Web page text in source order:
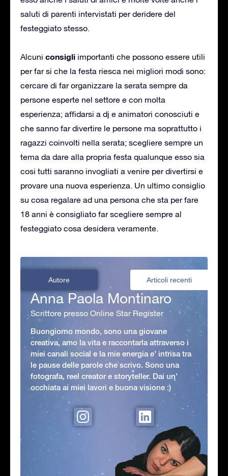
saluti di parenti intervistati per deridere del
festeggiato stesso.
Alcuni consigli importanti che possono essere utili
per far si che la festa riesca nei migliori modi sono:
cercare di far organizzare la serata sempre da
persone esperte nel settore e con molta
esperienza; affidarsi a dj e animatori conosciuti e
che sanno far divertire le persone ma soprattutto i
ragazzi coinvolti nella serata; scegliere sempre un
tema da dare alla propria festa qualunque esso sia
cosi tutti saranno invogliati a venire per divertirsi e
provare una nuova esperienza. Un ultimo consiglio
su cosa regalare ad una persona che sta per fare
18 anni è consigliato far scegliere sempre al
festeggiato cosa desidera veramente.
Autore Articoli recenti
Anna Paola Montinaro
Scrittore presso Online Star Register
Buongiorno mondo, sono una giovane
creativa, amo la vita e raccontarla attraverso i
miei canali social e la mie energia e' intrisa tra
le pause delle parole che scrivo. Sono una
fotografa, reel creator e storyteller. Dai un'
occhiata ai miei lavori e buona visione :)